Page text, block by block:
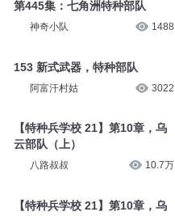
第445集：七角洲特种部队
神奇小队 1488
153 新式武器，特种部队
阿富汗村姑 3022
【特种兵学校 21】第10章，乌
云部队（上）
八路叔叔 10.7万
【特种兵学校 21】第10章，乌